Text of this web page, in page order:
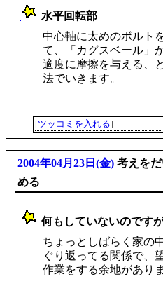
水平回転部
中心軸に太めのボルト
て、「カグスベール」
適度に摩擦を与える、
法でいきます。
[ツッコミを入れる]
2004年04月23日(金) 考えを
める
何もしていないのですが
ちょっとしばらく家の
ぐり返ってる関係で、
作業をする余地があり